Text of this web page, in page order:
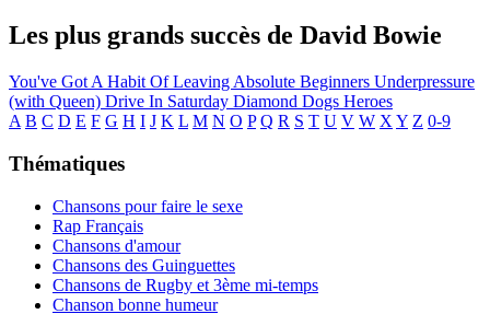
Les plus grands succès de David Bowie
You've Got A Habit Of Leaving Absolute Beginners Underpressure
(with Queen) Drive In Saturday Diamond Dogs Heroes
A B C D E F G H I J K L M N O P Q R S T U V W X Y Z 0-9
Thématiques
Chansons pour faire le sexe
Rap Français
Chansons d'amour
Chansons des Guinguettes
Chansons de Rugby et 3ème mi-temps
Chanson bonne humeur